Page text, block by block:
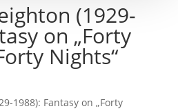
(1929-
on „Forty
Nights“
1988): Fantasy on „Forty